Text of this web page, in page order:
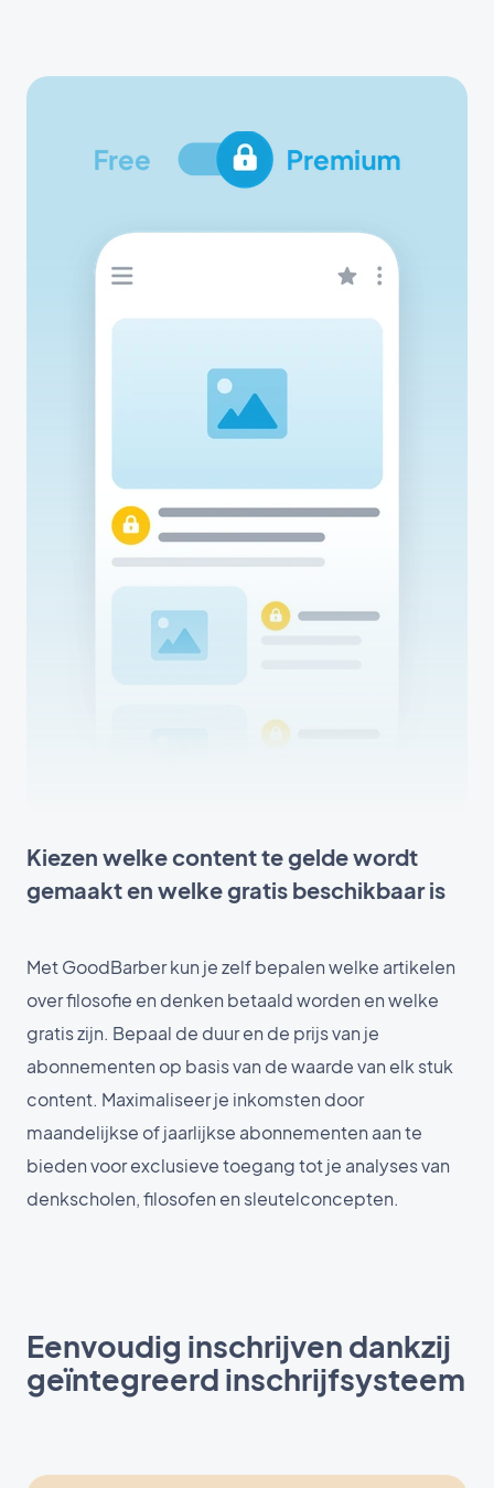
Kiezen welke content te gelde wordt
gemaakt en welke gratis beschikbaar is
Met GoodBarber kun je zelf bepalen welke artikelen
over filosofie en denken betaald worden en welke
gratis zijn. Bepaal de duur en de prijs van je
abonnementen op basis van de waarde van elk stuk
content. Maximaliseer je inkomsten door
maandelijkse of jaarlijkse abonnementen aan te
bieden voor exclusieve toegang tot je analyses van
denkscholen, filosofen en sleutelconcepten.
Eenvoudig inschrijven dankzij
geïntegreerd inschrijfsysteem